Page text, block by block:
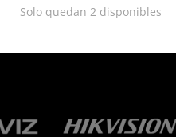
Solo quedan 2 disponibles